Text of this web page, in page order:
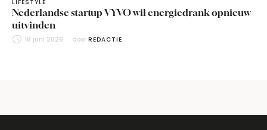
LIFESTYLE
Nederlandse startup VYVO wil energiedrank opnieuw
uitvinden
18 juni 2026 door REDACTIE